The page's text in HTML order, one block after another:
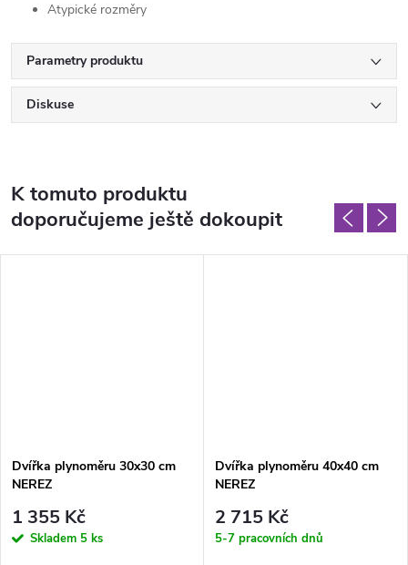
Atypické rozměry
Parametry produktu
Diskuse
K tomuto produktu
doporučujeme ještě dokoupit
Dvířka plynoměru 30x30 cm
NEREZ
1 355 Kč
Skladem 5 ks
Dvířka plynoměru 40x40 cm
NEREZ
2 715 Kč
5-7 pracovních dnů